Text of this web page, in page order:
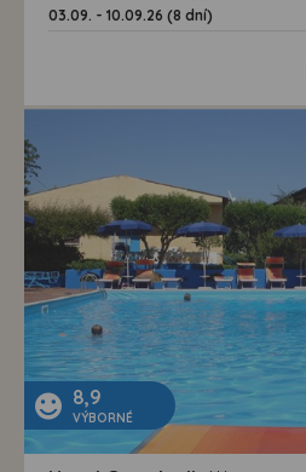
03.09. - 10.09.26 (8 dní)
8,9
VÝBORNÉ